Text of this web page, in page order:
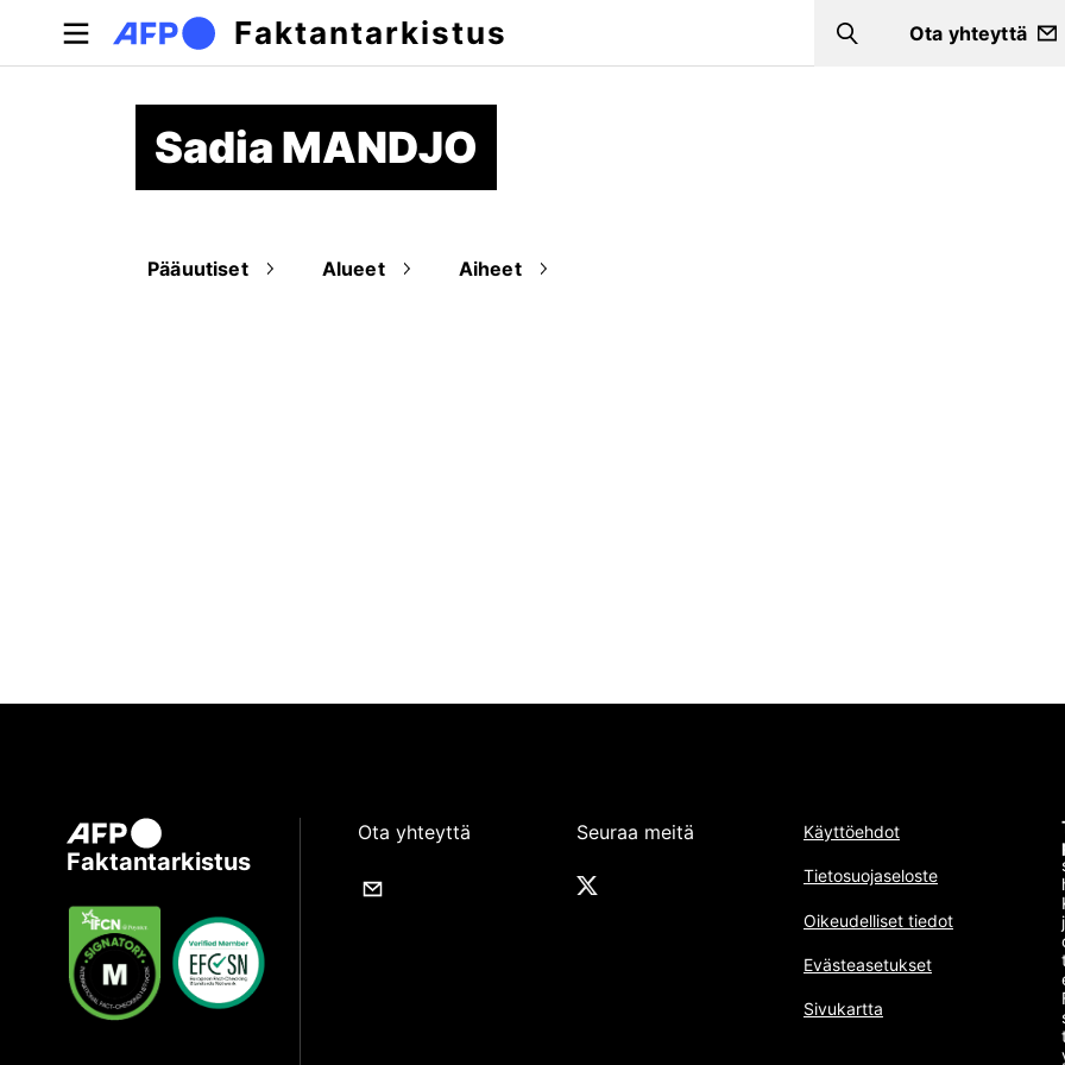
Hyppää pääsisältöön
Faktantarkistus Search
Ota yhteyttä
Sadia MANDJO
Pääuutiset Alueet Aiheet
Faktantarkistus
Ota yhteyttä Seuraa meitä Käyttöehdot
Tietosuojaseloste
Oikeudelliset tiedot
Evästeasetukset
Sivukartta